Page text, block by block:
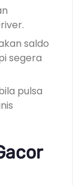
saldo
segera
pulsa